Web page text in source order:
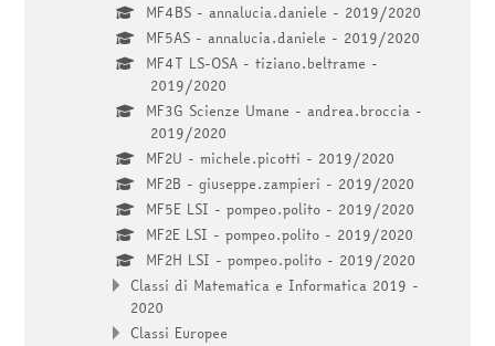
MF4BS - annalucia.daniele - 2019/2020
MF5AS - annalucia.daniele - 2019/2020
MF4T LS-OSA - tiziano.beltrame -
2019/2020
MF3G Scienze Umane - andrea.broccia -
2019/2020
MF2U - michele.picotti - 2019/2020
MF2B - giuseppe.zampieri - 2019/2020
MF5E LSI - pompeo.polito - 2019/2020
MF2E LSI - pompeo.polito - 2019/2020
MF2H LSI - pompeo.polito - 2019/2020
Classi di Matematica e Informatica 2019 -
2020
Classi Europee